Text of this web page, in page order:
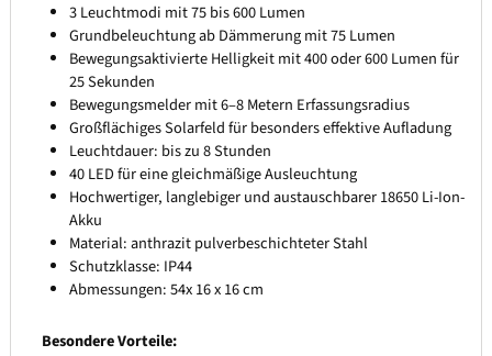
3 Leuchtmodi mit 75 bis 600 Lumen
Grundbeleuchtung ab Dämmerung mit 75 Lumen
Bewegungsaktivierte Helligkeit mit 400 oder 600 Lumen für
25 Sekunden
Bewegungsmelder mit 6–8 Metern Erfassungsradius
Großflächiges Solarfeld für besonders effektive Aufladung
Leuchtdauer: bis zu 8 Stunden
40 LED für eine gleichmäßige Ausleuchtung
Hochwertiger, langlebiger und austauschbarer 18650 Li-Ion-
Akku
Material: anthrazit pulverbeschichteter Stahl
Schutzklasse: IP44
Abmessungen: 54x 16 x 16 cm
Besondere Vorteile: